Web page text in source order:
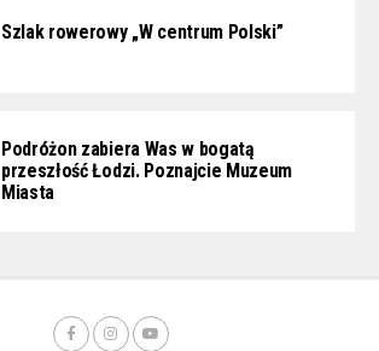
Szlak rowerowy „W centrum Polski”
Podróżon zabiera Was w bogatą
przeszłość Łodzi. Poznajcie Muzeum
Miasta